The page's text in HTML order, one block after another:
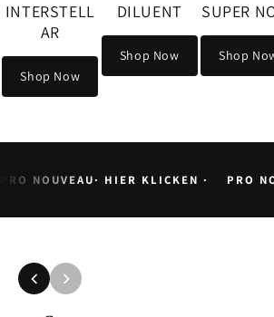
Now
SUPER NOVA
Shop Now
MATRIX
Shop Now
PRO NOUVEAU· HIER KLICKEN · PRO